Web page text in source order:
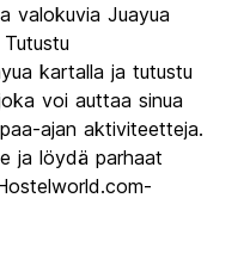
valokuvia Juayua
kartalla ja tutustu
voi auttaa sinua
ajan aktiviteetteja.
ja löydä parhaat